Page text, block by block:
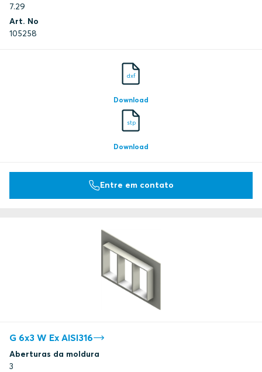
7.29
Art. No
105258
dxf
Download
stp
Download
Entre em contato
G 6x3 W Ex AISI316
Aberturas da moldura
3